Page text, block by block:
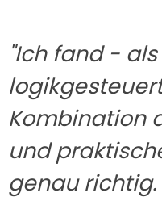
"Ich fand -
Kombination
und
genau richtig.